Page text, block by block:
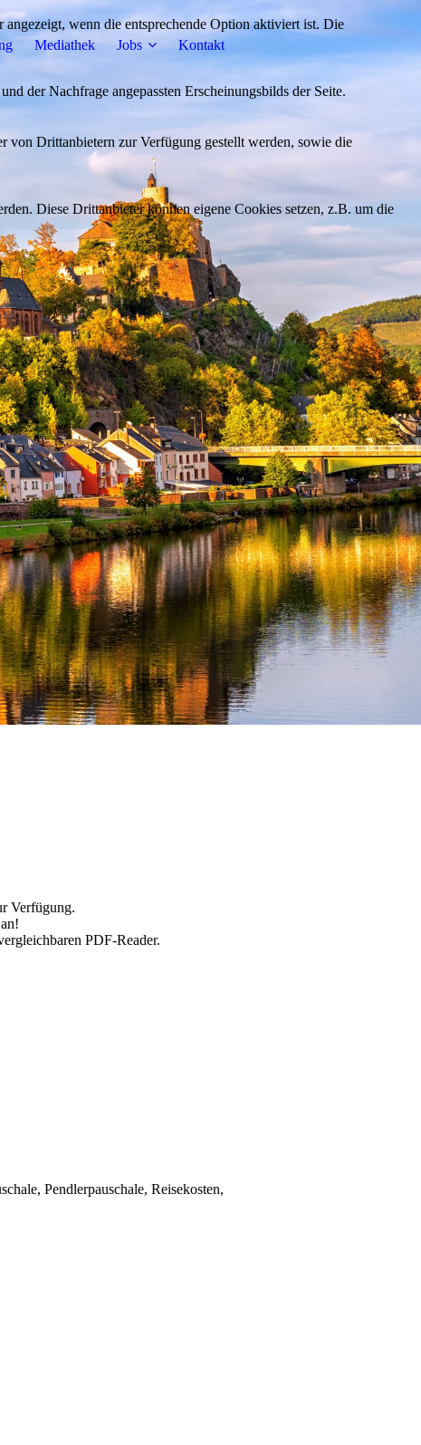
Mediathek Jobs Kontakt
Verfügung.
PDF-Reader.
Pendlerpauschale, Reisekosten,
wenn die entsprechende Option aktiviert ist. Die
der Nachfrage angepassten Erscheinungsbilds der Seite.
von Drittanbietern zur Verfügung gestellt werden, sowie die
Diese Drittanbieter können eigene Cookies setzen, z.B. um die